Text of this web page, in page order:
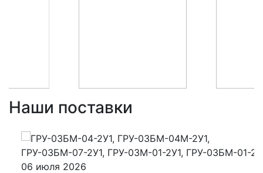
Наши поставки
06 июля 2026